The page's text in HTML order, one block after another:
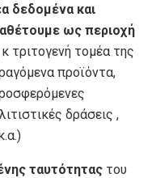
δεδομένα και
ως περιοχή
τριτογενή τομέα της
προϊόντα,
δράσεις ,
ταυτότητας του